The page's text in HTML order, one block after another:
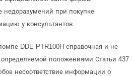
недоразумений при покупке
у консультантов.
DDE PTR100H справочная и не
определяемой положениями Статьи 437
несоответствие информации о